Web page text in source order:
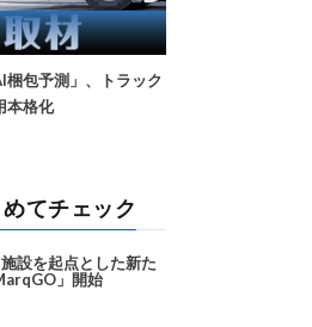
梱包予測」、トラック
本格化
めてチェック
設を起点とした新た
」開始